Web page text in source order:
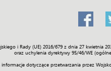
i Rady (UE) 2016/679 z dnia 27
oraz uchylenia dyrektywy 95/46/WE
dotyczące przetwarzania przez
Świat Społeczność Sport